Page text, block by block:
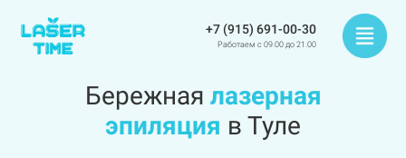
+7 (915) 691-00-30
Работаем с 09.00 до 21.00
Бережная лазерная
эпиляция в Туле